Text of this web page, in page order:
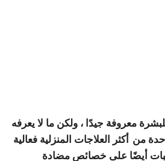
معروفة جيدًا ، ولكن ما لا يعرفه
من أكثر العلاجات المنزلية فعالية
أيضًا على خصائص مضادة